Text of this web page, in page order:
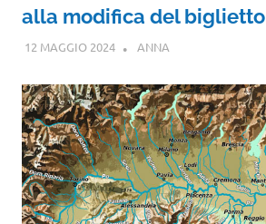
alla modifica del biglietto
12 MAGGIO 2024 ANNA